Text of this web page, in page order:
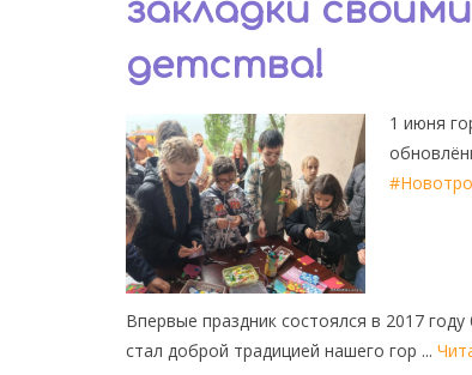
закладки
детства!
1 июня
Впервые праздник состоялся в 2017 году
стал доброй традицией нашего гор ...